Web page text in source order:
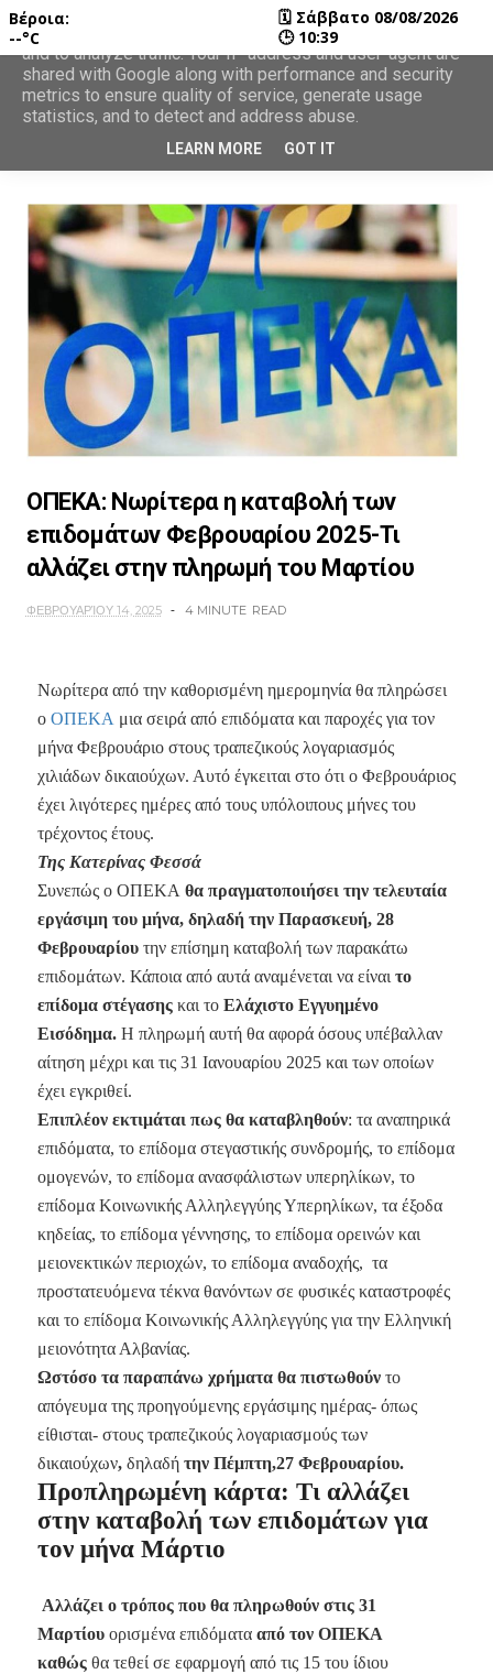
ΟΠΕΚΑ: Νωρίτερα η καταβολή των
επιδομάτων Φεβρουαρίου 2025-Τι
αλλάζει στην πληρωμή του Μαρτίου
ΦΕΒΡΟΥΑΡΊΟΥ 14, 2025 4 MINUTE READ
Νωρίτερα από την καθορισμένη ημερομηνία θα πληρώσει
ο ΟΠΕΚΑ μια σειρά από επιδόματα και παροχές για τον
μήνα Φεβρουάριο στους τραπεζικούς λογαριασμός
χιλιάδων δικαιούχων. Αυτό έγκειται στο ότι ο Φεβρουάριος
έχει λιγότερες ημέρες από τους υπόλοιπους μήνες του
τρέχοντος έτους.
Της Κατερίνας Φεσσά
Συνεπώς ο ΟΠΕΚΑ θα πραγματοποιήσει την τελευταία
εργάσιμη του μήνα, δηλαδή την Παρασκευή, 28
Φεβρουαρίουτην επίσημη καταβολή των παρακάτω
επιδομάτων. Κάποια από αυτά αναμένεται να είναι το
επίδομα στέγασης και το Ελάχιστο Εγγυημένο
Εισόδημα.Η πληρωμή αυτή θα αφορά όσους υπέβαλλαν
αίτηση μέχρι και τις 31 Ιανουαρίου 2025 και των οποίων
έχει εγκριθεί.
Επιπλέον εκτιμάται πως θα καταβληθούν: τα αναπηρικά
επιδόματα, το επίδομα στεγαστικής συνδρομής, το επίδομα
ομογενών, το επίδομα ανασφάλιστων υπερηλίκων, το
επίδομα Κοινωνικής Αλληλεγγύης Υπερηλίκων, τα έξοδα
κηδείας, το επίδομα γέννησης, το επίδομα ορεινών και
μειονεκτικών περιοχών, το επίδομα αναδοχής, τα
προστατευόμενα τέκνα θανόντων σε φυσικές καταστροφές
και το επίδομα Κοινωνικής Αλληλεγγύης για την Ελληνική
μειονότητα Αλβανίας.
Ωστόσο τα παραπάνω χρήματα θα πιστωθούν το
απόγευμα της προηγούμενης εργάσιμης ημέρας- όπως
είθισται- στους τραπεζικούς λογαριασμούς των
δικαιούχων, δηλαδήτην Πέμπτη,27 Φεβρουαρίου.
Προπληρωμένη κάρτα: Τι αλλάζει
στην καταβολή των επιδομάτων για
τον μήνα Μάρτιο
Αλλάζει ο τρόπος που θα πληρωθούν στις 31
Μαρτίου ορισμένα επιδόματα από τον ΟΠΕΚΑ
καθώς θα τεθεί σε εφαρμογή από τις 15 του ίδιου
Βέροια:
--°C
🗓 Σάββατο 08/08/2026
🕒 10:39
This site uses cookies from Google to deliver its services
and to analyze traffic. Your IP address and user-agent are
shared with Google along with performance and security
metrics to ensure quality of service, generate usage
statistics, and to detect and address abuse.
LEARN MORE GOT IT